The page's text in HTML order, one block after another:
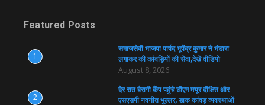
Featured Posts
1
समाजसेवी भाजपा पार्षद भूपेंद्र कुमार ने भंडारा
लगाकर की कांवड़ियों की सेवा,देखें वीडियो
August 8, 2026
2
देर रात बैरागी कैंप पहुंचे डीएम मयूर दीक्षित और
एसएसपी नवनीत भुल्लर, डाक कांवड़ व्यवस्थाओं